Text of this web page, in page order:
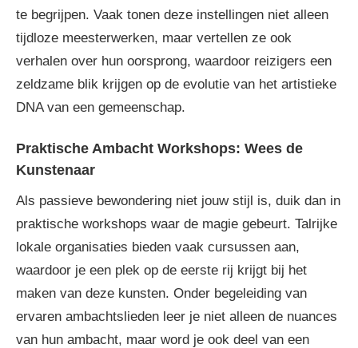
te begrijpen. Vaak tonen deze instellingen niet alleen
tijdloze meesterwerken, maar vertellen ze ook
verhalen over hun oorsprong, waardoor reizigers een
zeldzame blik krijgen op de evolutie van het artistieke
DNA van een gemeenschap.
Praktische Ambacht Workshops: Wees de
Kunstenaar
Als passieve bewondering niet jouw stijl is, duik dan in
praktische workshops waar de magie gebeurt. Talrijke
lokale organisaties bieden vaak cursussen aan,
waardoor je een plek op de eerste rij krijgt bij het
maken van deze kunsten. Onder begeleiding van
ervaren ambachtslieden leer je niet alleen de nuances
van hun ambacht, maar word je ook deel van een